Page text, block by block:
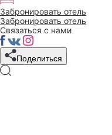
Забронировать отель
Забронировать отель
Связаться с нами
Поделиться